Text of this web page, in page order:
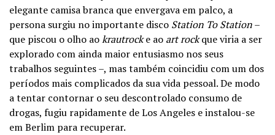
elegante camisa branca que envergava em palco, a
persona surgiu no importante disco Station To Station–
que piscou o olho aokrautrocke ao artrockque viria a ser
explorado com ainda maior entusiasmo nos seus
trabalhos seguintes –, mas também coincidiu com um dos
períodos mais complicados da sua vida pessoal. De modo
a tentar contornar o seu descontrolado consumo de
drogas, fugiu rapidamente de Los Angeles e instalou-se
em Berlim para recuperar.